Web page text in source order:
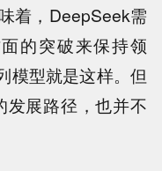
着，DeepSeek需
的突破来保持领
模型就是这样。但
发展路径，也并不